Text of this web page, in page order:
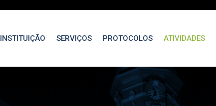
INSTITUIÇÃO SERVIÇOS PROTOCOLOS ATIVIDADES